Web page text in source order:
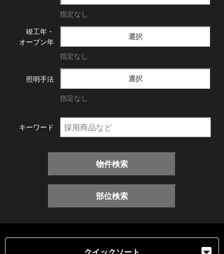
指定なし
竣工年・
オープン年
選択
指定なし
照明手法 選択
指定なし
キーワード
物件検索
部位検索